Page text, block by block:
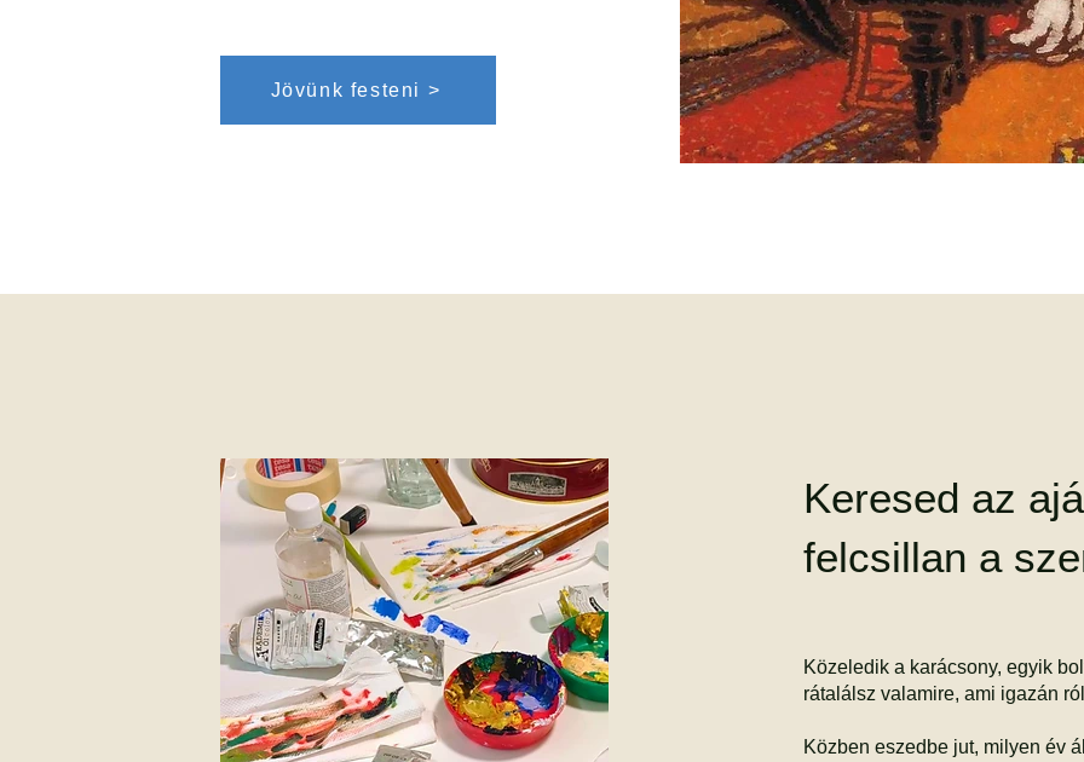
Jövünk festeni >
Keresed az
felcsillan a
Közeledik a karácsony, egyik
rátalálsz valamire, ami igazán
Közben eszedbe jut, milyen év